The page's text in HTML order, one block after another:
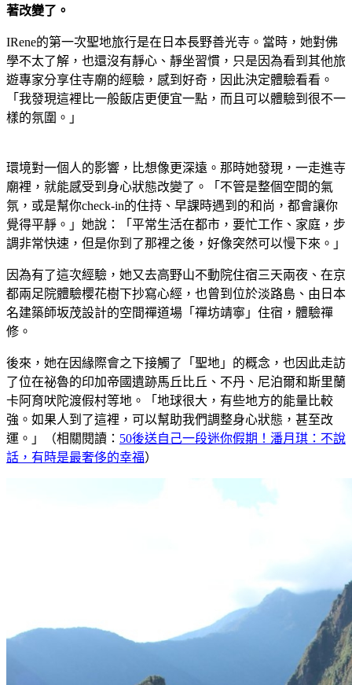
著改變了。
IRene的第一次聖地旅行是在日本長野善光寺。當時，她對佛
學不太了解，也還沒有靜心、靜坐習慣，只是因為看到其他旅
遊專家分享住寺廟的經驗，感到好奇，因此決定體驗看看。
「我發現這裡比一般飯店更便宜一點，而且可以體驗到很不一
樣的氛圍。」
環境對一個人的影響，比想像更深遠。那時她發現，一走進寺
廟裡，就能感受到身心狀態改變了。「不管是整個空間的氣
氛，或是幫你check-in的住持、早課時遇到的和尚，都會讓你
覺得平靜。」她說：「平常生活在都市，要忙工作、家庭，步
調非常快速，但是你到了那裡之後，好像突然可以慢下來。」
因為有了這次經驗，她又去高野山不動院住宿三天兩夜、在京
都兩足院體驗櫻花樹下抄寫心經，也曾到位於淡路島、由日本
名建築師坂茂設計的空間禪道場「禪坊靖寧」住宿，體驗禪
修。
後來，她在因緣際會之下接觸了「聖地」的概念，也因此走訪
了位在祕魯的印加帝國遺跡馬丘比丘、不丹、尼泊爾和斯里蘭
卡阿育吠陀渡假村等地。「地球很大，有些地方的能量比較
強。如果人到了這裡，可以幫助我們調整身心狀態，甚至改
運。」（相關閱讀： 50後送自己一段迷你假期！潘月琪：不說
話，有時是最奢侈的幸福）